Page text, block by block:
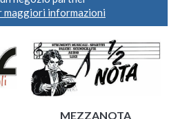
maggiori informazioni
MEZZANOTA